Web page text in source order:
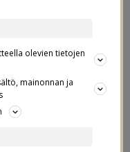
kohdella
tässä taistellut
enkä nähnyt enää
olevien tietojen
mainonnan ja